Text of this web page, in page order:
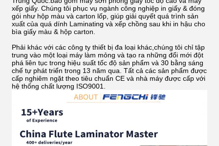
xếp giấy. Chúng tôi phục vụ ngành công nghiệp in giấy & đóng
gói như hộp màu và carton lốp, giúp giải quyết quá trình sản
xuất của quá dính Laminating và xếp chồng sau khi in hậu cho
bìa giấy màu & hộp carton.
Phải khác với các công ty thiết bị đa loại khác,chúng tôi chỉ tập
trung vào một loại máy làm mỏng và tạo ra những đổi mới đột
phá liên tục trong hiệu suất tốc độ sản phẩm và 30 bằng sáng
chế tự phát triển trong 13 năm qua. Tất cả các sản phẩm được
cấp nghiêm ngặt theo tiêu chuẩn CE và nhà máy được cấp với
hệ thống chất lượng ISO9001.